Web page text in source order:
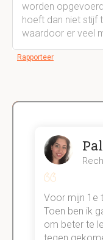
worden
hoeft dan niet stijf
waardoor er veel
Rapporteer
Voor mijn 1e
Toen ben ik
om beter te